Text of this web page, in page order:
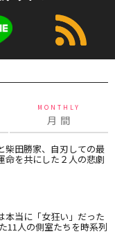
MONTHLY
月 間
柴田勝家、自刃しての最
を共にした２人の悲劇
本当に「女狂い」だった
11人の側室たちを時系列